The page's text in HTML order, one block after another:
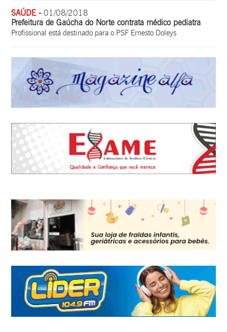
SAÚDE -01/08/2018
Prefeitura de Gaúcha do Norte contrata médico pediatra
Profissional está destinado para o PSF Ernesto Doleys